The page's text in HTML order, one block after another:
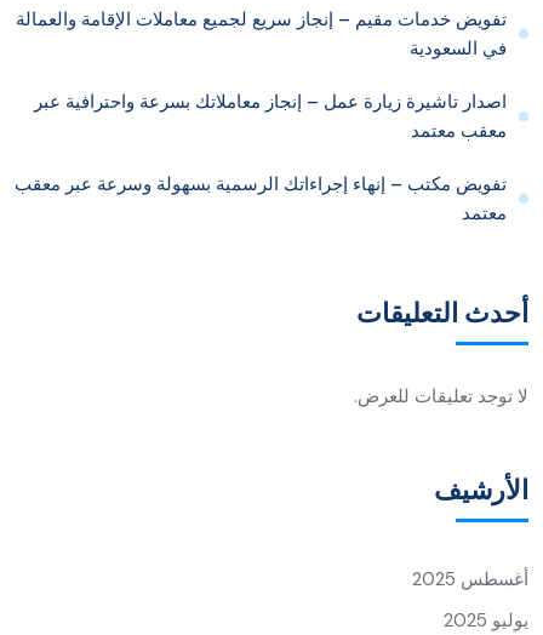
تفويض خدمات مقيم – إنجاز سريع لجميع معاملات الإقامة والعمالة
في السعودية
اصدار تاشيرة زيارة عمل – إنجاز معاملاتك بسرعة واحترافية عبر
معقب معتمد
تفويض مكتب – إنهاء إجراءاتك الرسمية بسهولة وسرعة عبر معقب
معتمد
أحدث التعليقات
لا توجد تعليقات للعرض.
الأرشيف
أغسطس 2025
يوليو 2025